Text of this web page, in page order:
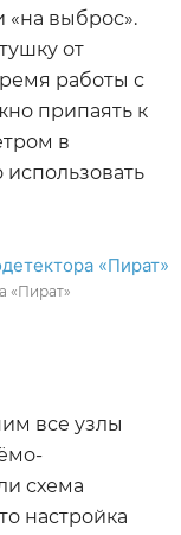
«на выброс».
от
работы с
припаять к
в
«Пират»
все узлы
схема
настройка